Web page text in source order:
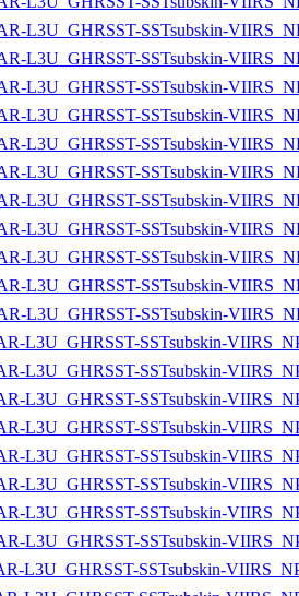
L3U_GHRSST-SSTsubskin-
L3U_GHRSST-SSTsubskin-
L3U_GHRSST-SSTsubskin-
L3U_GHRSST-SSTsubskin-
L3U_GHRSST-SSTsubskin-
L3U_GHRSST-SSTsubskin-
L3U_GHRSST-SSTsubskin-
L3U_GHRSST-SSTsubskin-
L3U_GHRSST-SSTsubskin-
L3U_GHRSST-SSTsubskin-
L3U_GHRSST-SSTsubskin-
L3U_GHRSST-SSTsubskin-
L3U_GHRSST-SSTsubskin-
L3U_GHRSST-SSTsubskin-
L3U_GHRSST-SSTsubskin-
L3U_GHRSST-SSTsubskin-
L3U_GHRSST-SSTsubskin-
L3U_GHRSST-SSTsubskin-
L3U_GHRSST-SSTsubskin-
L3U_GHRSST-SSTsubskin-